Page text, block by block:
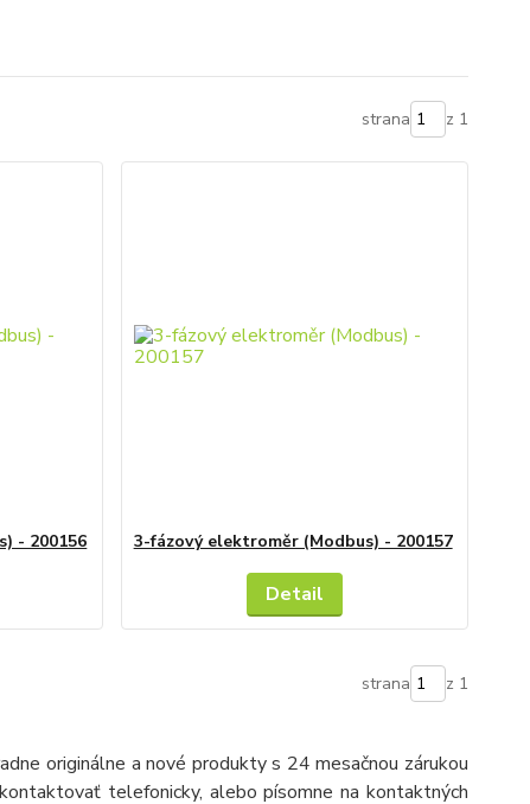
strana z 1
- 200156 3-fázový elektroměr (Modbus) - 200157
Detail
strana z 1
originálne a nové produkty s 24 mesačnou zárukou
telefonicky, alebo písomne na kontaktných